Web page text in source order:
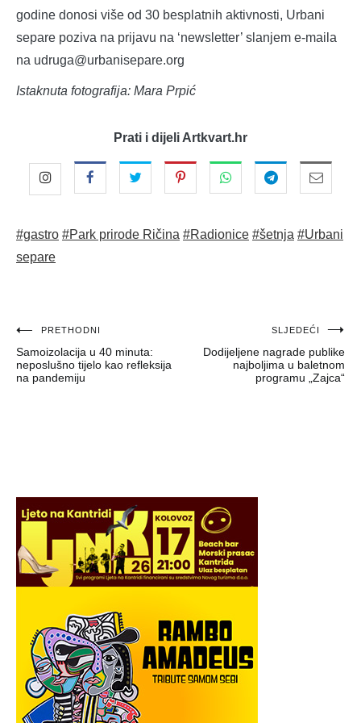
godine donosi više od 30 besplatnih aktivnosti, Urbani
separe poziva na prijavu na ‘newsletter’ slanjem e-maila
na udruga@urbanisepare.org
Istaknuta fotografija: Mara Prpić
Prati i dijeli Artkvart.hr
#gastro #Park prirode Ričina #Radionice #šetnja #Urbani
separe
Navigacija
objava
PRETHODNI
Samoizolacija u 40 minuta:
neposlušno tijelo kao refleksija
na pandemiju
SLJEDEĆI
Dodijeljene nagrade publike
najboljima u baletnom
programu „Zajca“